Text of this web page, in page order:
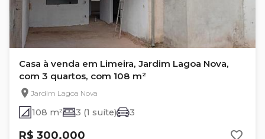
Casa à venda em Limeira, Jardim Lagoa Nova,
com 3 quartos, com 108 m²
Jardim Lagoa Nova
108 m² 3 (1 suíte) 3
R$ 300.000